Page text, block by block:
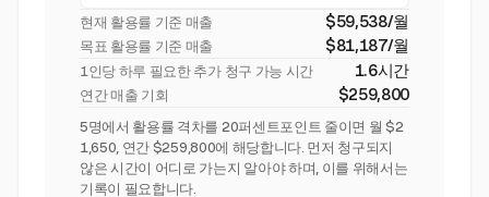
현재 활용률 기준 매출 $59,538/월
목표 활용률 기준 매출 $81,187/월
1인당 하루 필요한 추가 청구 가능 시간 1.6시간
연간 매출 기회 $259,800
5명에서 활용률 격차를 20퍼센트포인트 줄이면 월 $2
1,650, 연간 $259,800에 해당합니다. 먼저 청구되지
않은 시간이 어디로 가는지 알아야 하며, 이를 위해서는
기록이 필요합니다.